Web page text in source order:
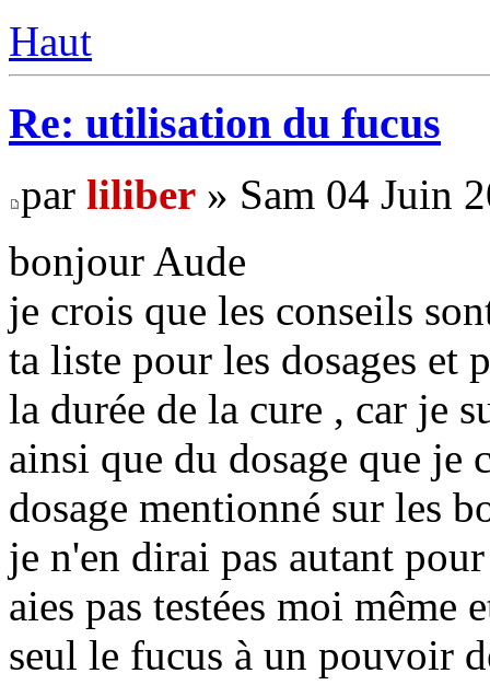
Haut
Re: utilisation du fucus
par liliber » Sam 04 Juin
bonjour Aude
je crois que les conseils
ta liste pour les dosages et
la durée de la cure , car je
ainsi que du dosage que je
dosage mentionné sur les
je n'en dirai pas autant
aies pas testées moi même
seul le fucus à un pouvoir